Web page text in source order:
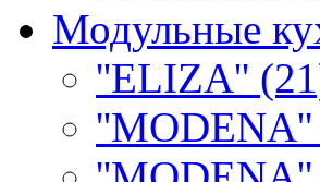
Модульные
''ELIZA''
''MODENA''